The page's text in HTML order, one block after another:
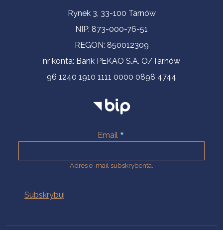
Informacje kontaktoweRynek 3, 33-100 Tarnów
NIP: 873-000-76-51
REGON: 850012309
nr konta: Bank PEKAO S.A. O/Tarnów
96 1240 1910 1111 0000 0898 4744
Email
Adres e-mail subskrybenta.